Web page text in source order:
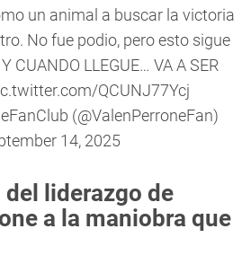
un animal a buscar la victoria
No fue podio, pero esto sigue
CUANDO LLEGUE… VA A SER
QCUNJ77Ycj
(@ValenPerroneFan)
14, 2025
del liderazgo de
a la maniobra que